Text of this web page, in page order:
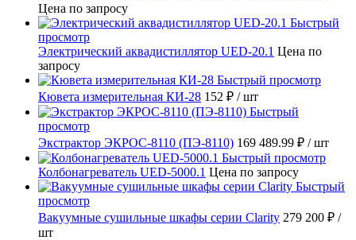
Цена по запросу
Быстрый
просмотр
Электрический аквадистиллятор UED-20.1 Цена по
запросу
Быстрый просмотр
Кювета измерительная КИ-28 152 ₽ / шт
Быстрый
просмотр
Экстрактор ЭКРОС-8110 (ПЭ-8110) 169 489.99 ₽ / шт
Быстрый просмотр
Колбонагреватель UED-5000.1 Цена по запросу
Быстрый
просмотр
Вакуумные сушильные шкафы серии Clarity 279 200 ₽ /
шт